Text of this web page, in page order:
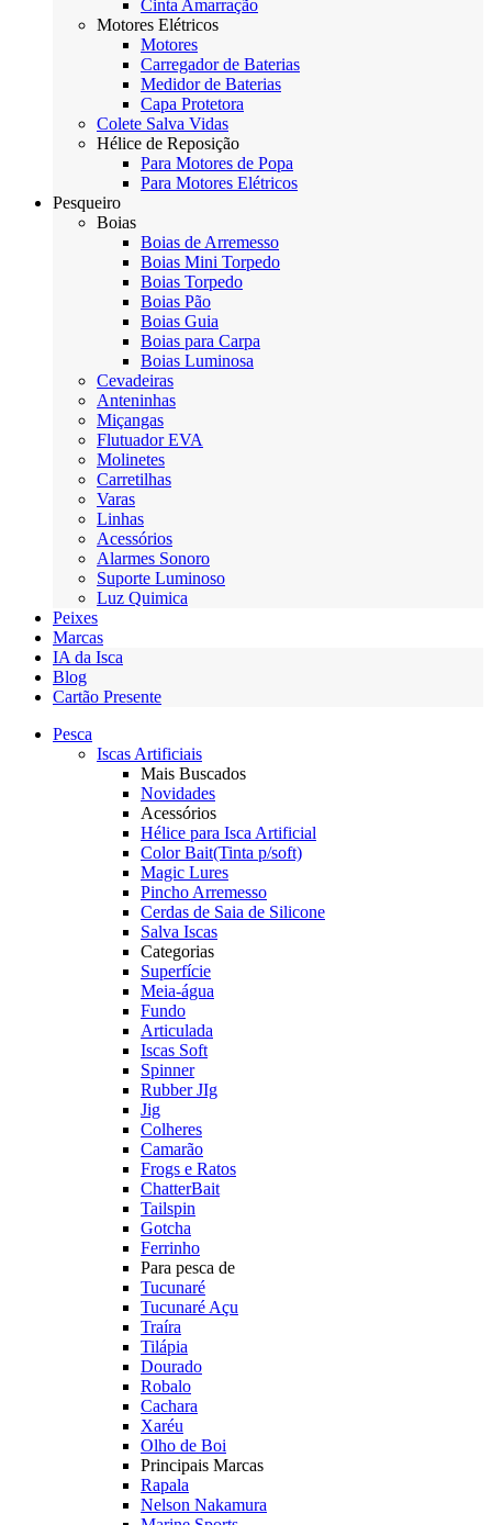
Cinta Amarração
Motores Elétricos
Motores
Carregador de Baterias
Medidor de Baterias
Capa Protetora
Colete Salva Vidas
Hélice de Reposição
Para Motores de Popa
Para Motores Elétricos
Pesqueiro
Boias
Boias de Arremesso
Boias Mini Torpedo
Boias Torpedo
Boias Pão
Boias Guia
Boias para Carpa
Boias Luminosa
Cevadeiras
Anteninhas
Miçangas
Flutuador EVA
Molinetes
Carretilhas
Varas
Linhas
Acessórios
Alarmes Sonoro
Suporte Luminoso
Luz Quimica
Peixes
Marcas
IA da Isca
Blog
Cartão Presente
Pesca
Iscas Artificiais
Mais Buscados
Novidades
Acessórios
Hélice para Isca Artificial
Color Bait(Tinta p/soft)
Magic Lures
Pincho Arremesso
Cerdas de Saia de Silicone
Salva Iscas
Categorias
Superfície
Meia-água
Fundo
Articulada
Iscas Soft
Spinner
Rubber JIg
Jig
Colheres
Camarão
Frogs e Ratos
ChatterBait
Tailspin
Gotcha
Ferrinho
Para pesca de
Tucunaré
Tucunaré Açu
Traíra
Tilápia
Dourado
Robalo
Cachara
Xaréu
Olho de Boi
Principais Marcas
Rapala
Nelson Nakamura